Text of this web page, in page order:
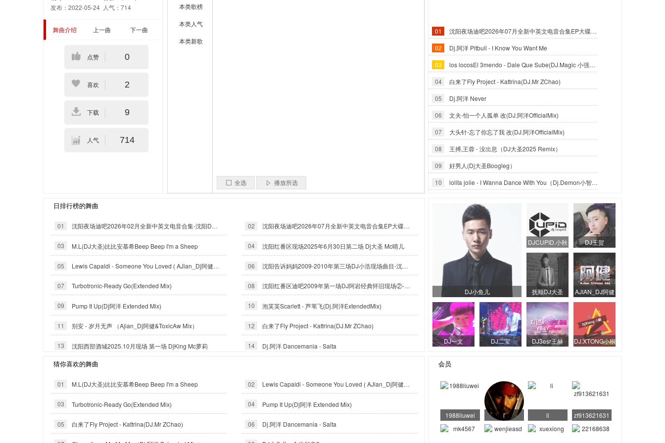
发布：2022-05-24 人气：714
舞曲介绍 上一曲 下一曲
点赞 0
喜欢 2
下载 9
人气 714
本类歌榜
本类人气
本类新歌
全选 播放所选
01
沈阳夜场迪吧2026年07月全新中英文电音合集EP大碟-沈阳DJ小良
02
Dj.阿洋 Pitbull - I Know You Want Me
03
los locosEl 3mendo - Dale Que Sube(DJ.Magic 小强Official Mix)
04
白来了Fly Project - Kattrina(DJ.Mr ZChao)
05
Dj.阿洋 Never
06
文夫-怕一个人孤单 改(DJ.阿洋OfficialMix)
07
大头针-忘了你忘了我 改(DJ.阿洋OfficialMix)
08
王搏,王蓉 - 没出息（DJ大圣2025 Remix）
09
好男人(Dj大圣Boogleg）
10
lolita jolie - I Wanna Dance With You（Dj.Demon小智_Reximx）
日排行榜的舞曲
01 沈阳夜场迪吧2026年02月全新中英文电音合集-沈阳DJ小良 02 沈阳夜场迪吧2026年07月全新中英文电音合集EP大碟-沈阳DJ小良
03 M.L(DJ大圣)比比安慕希Beep Beep I'm a Sheep 04 沈阳红番区现场2025年6月30日第二场 Dj大圣 Mc晴儿
05 Lewis Capaldi - Someone You Loved ( AJian_Dj阿健 official mix ） 06 沈阳告诉妈妈2009-2010年第三场DJ小浩现场曲目-沈阳DJ白云
07 Turbotronic-Ready Go(Extended Mix) 08 沈阳红番区迪吧2009年第一场DJ阿岩经典怀旧现场②-沈阳DJ小良
09 Pump It Up(Dj阿洋 Extended Mix) 10 泡芙芙Scarlett - 芦苇飞(Dj.阿洋ExtendedMix)
11 别安 - 岁月无声 （Ajian_Dj阿健&ToxicAw Mix） 12 白来了Fly Project - Kattrina(DJ.Mr ZChao)
13 沈阳西部酒城2025.10月现场 第一场 DjKing Mc萝莉 14 Dj.阿洋 Dancemania - Salta
猜你喜欢的舞曲
01 M.L(DJ大圣)比比安慕希Beep Beep I'm a Sheep 02 Lewis Capaldi - Someone You Loved ( AJian_Dj阿健 official mix ）
03 Turbotronic-Ready Go(Extended Mix) 04 Pump It Up(Dj阿洋 Extended Mix)
05 白来了Fly Project - Kattrina(DJ.Mr ZChao) 06 Dj.阿洋 Dancemania - Salta
DJ小鱼儿
DJCUPID.小秋 DJ王贺
抚顺DJ大圣 AJIAN_DJ阿健
DJ一文 DJ二宝 DJ3esr王赫 DJ.XTONG小桐
会员
1988liuwei ľ li zf913621631